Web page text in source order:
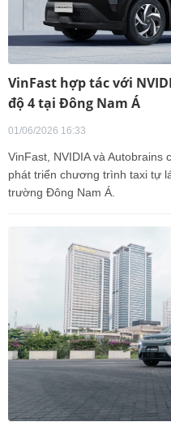
VinFast hợp tác với
độ 4 tại Đông Nam Á
01/06/2026 16:33
VinFast, NVIDIA và
phát triển chương trình taxi tự
trường Đông Nam Á.